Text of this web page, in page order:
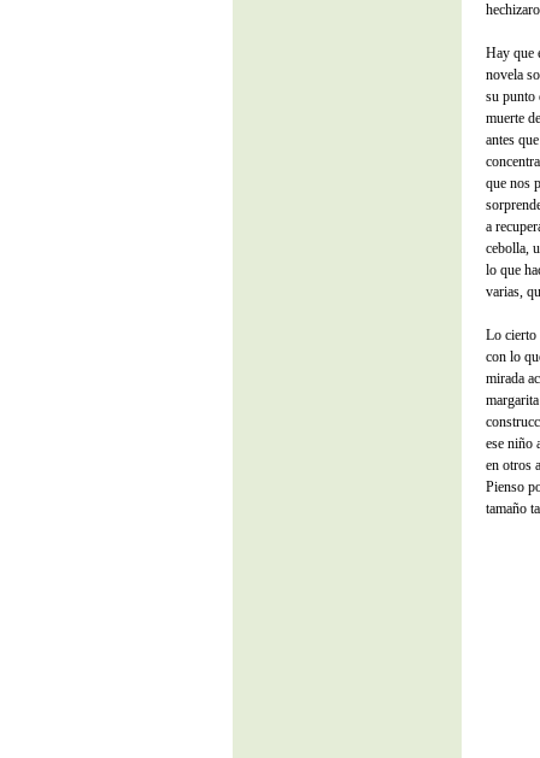
Hay que
novela
su punto
muerte
antes
que nos
a
cebolla,
lo que
varias,
Lo cierto
con lo
mirada
ese niño
en otros
Pienso
tamaño